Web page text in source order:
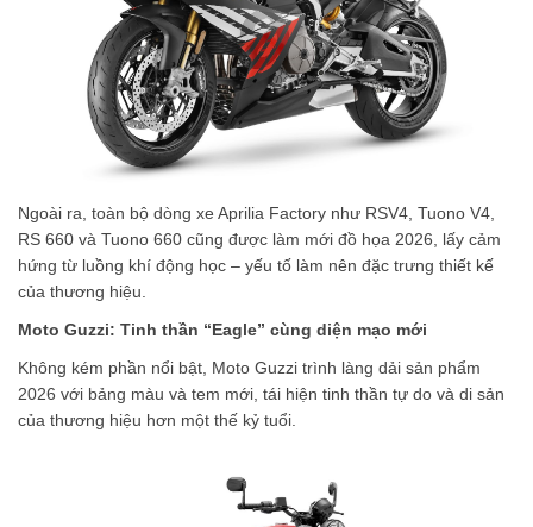
Ngoài ra, toàn bộ dòng xe Aprilia Factory như RSV4, Tuono V4,
RS 660 và Tuono 660 cũng được làm mới đồ họa 2026, lấy cảm
hứng từ luồng khí động học – yếu tố làm nên đặc trưng thiết kế
của thương hiệu.
Moto Guzzi: Tinh thần “Eagle” cùng diện mạo mới
Không kém phần nổi bật, Moto Guzzi trình làng dải sản phẩm
2026 với bảng màu và tem mới, tái hiện tinh thần tự do và di sản
của thương hiệu hơn một thế kỷ tuổi.